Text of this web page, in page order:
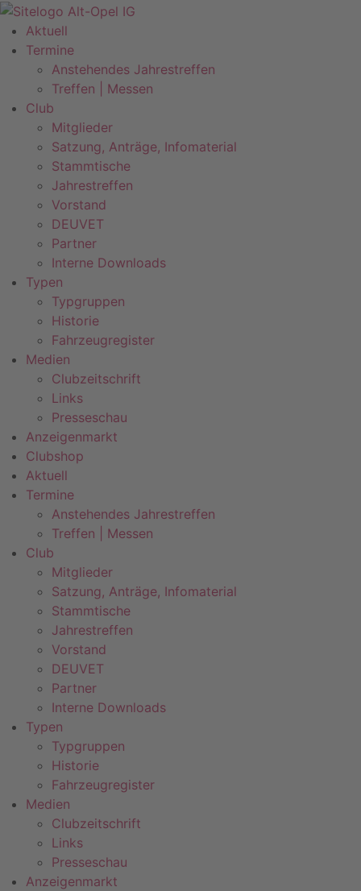
Zum
Inhalt
springen
Aktuell
Termine
Anstehendes Jahrestreffen
Treffen | Messen
Club
Mitglieder
Satzung, Anträge, Infomaterial
Stammtische
Jahrestreffen
Vorstand
DEUVET
Partner
Interne Downloads
Typen
Typgruppen
Historie
Fahrzeugregister
Medien
Clubzeitschrift
Links
Presseschau
Anzeigenmarkt
Clubshop
Aktuell
Termine
Anstehendes Jahrestreffen
Treffen | Messen
Club
Mitglieder
Satzung, Anträge, Infomaterial
Stammtische
Jahrestreffen
Vorstand
DEUVET
Partner
Interne Downloads
Typen
Typgruppen
Historie
Fahrzeugregister
Medien
Clubzeitschrift
Links
Presseschau
Anzeigenmarkt